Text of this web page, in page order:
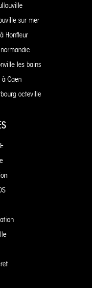
sur mer
Honfleur
les bains
Caen
octeville